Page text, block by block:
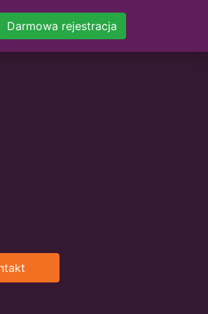
Darmowa rejestracja